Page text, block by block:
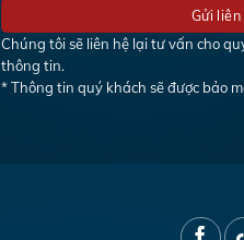
Chúng tôi sẽ liên hệ lại tư vấn cho
thông tin.
* Thông tin quý khách sẽ được bảo